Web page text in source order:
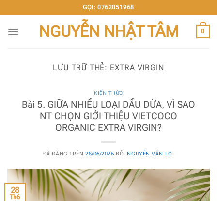
đến
nội
GỌI: 0762051968
NGUYỄN NHẬT TÂM 0
LƯU TRỮ THẺ: EXTRA VIRGIN
KIẾN THỨC
Bài 5. GIỮA NHIỀU LOẠI DẦU DỪA, VÌ SAO
NT CHỌN GIỚI THIỆU VIETCOCO
ORGANIC EXTRA VIRGIN?
ĐÃ ĐĂNG TRÊN 28/06/2026 BỞI NGUYỄN VĂN LỢI
28
Th6